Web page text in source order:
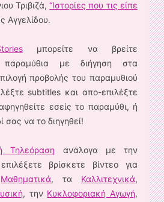
Τριβιζά,“Ιστορίες που τις είπε
Αγγελίδου.
μπορείτε να βρείτε
παραμύθια με διήγηση στα
προβολής του παραμυθιού
subtitles και απο-επιλέξτε
εσείς το παραμύθι, ή
σας να το διηγηθεί!
Τηλεόραση ανάλογα με την
βρίσκετε βίντεο για
Μαθηματικά, τα Καλλιτεχνικά,
, την Κυκλοφοριακή Αγωγή,